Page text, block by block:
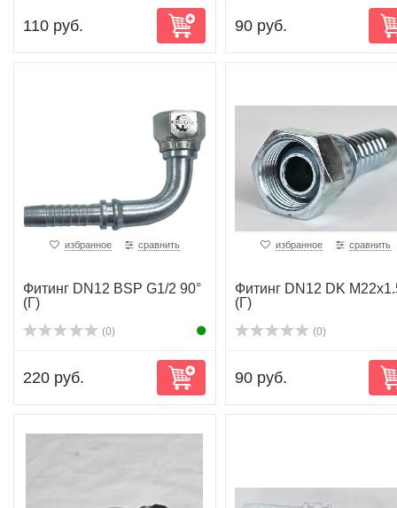
110 руб. 90 руб.
избранное сравнить
Фитинг DN12 BSP G1/2 90°
(Г)
(0)
220 руб.
избранное сравнить
Фитинг DN12 DK
(Г)
(0)
90 руб.